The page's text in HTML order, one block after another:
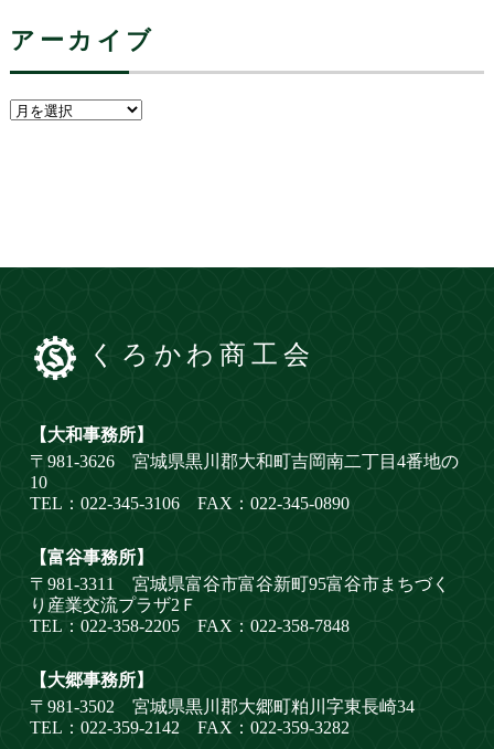
アーカイブ
くろかわ商工会
【大和事務所】
〒981-3626 宮城県黒川郡大和町吉岡南二丁目4番地の
10
TEL：022-345-3106 FAX：022-345-0890
【富谷事務所】
〒981-3311 宮城県富谷市富谷新町95富谷市まちづく
り産業交流プラザ2Ｆ
TEL：022-358-2205 FAX：022-358-7848
【大郷事務所】
〒981-3502 宮城県黒川郡大郷町粕川字東長崎34
TEL：022-359-2142 FAX：022-359-3282